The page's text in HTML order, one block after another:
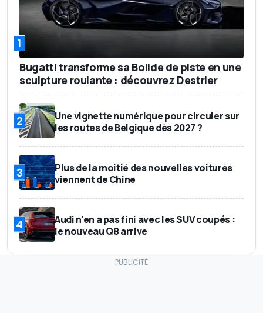
1
Bugatti transforme sa Bolide de piste en une
sculpture roulante : découvrez Destrier
2
Une vignette numérique pour circuler sur
les routes de Belgique dès 2027 ?
3
Plus de la moitié des nouvelles voitures
viennent de Chine
4
Audi n'en a pas fini avec les SUV coupés :
le nouveau Q8 arrive